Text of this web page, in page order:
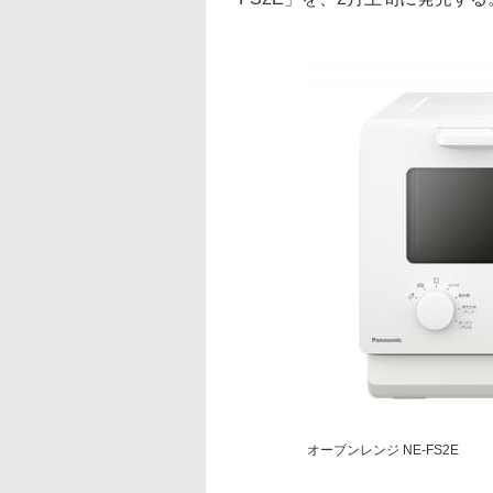
オーブンレンジ NE-FS2E